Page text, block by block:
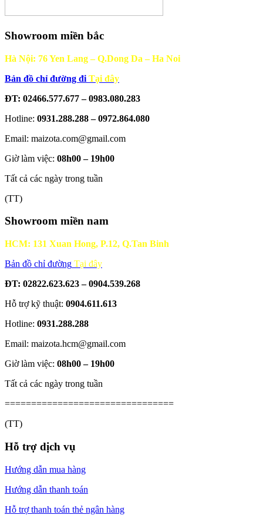
Showroom miền bắc
Hà Nội: 76 Yen Lang – Q.Dong Da – Ha Noi
Bản đồ chỉ đường đi Tại đây
ĐT: 02466.577.677 – 0983.080.283
Hotline: 0931.288.288 – 0972.864.080
Email: maizota.com@gmail.com
Giờ làm việc: 08h00 – 19h00
Tất cả các ngày trong tuần
(TT)
Showroom miền nam
HCM: 131 Xuan Hong, P.12, Q.Tan Binh
Bản đồ chỉ đường Tại đây
ĐT: 02822.623.623 – 0904.539.268
Hỗ trợ kỹ thuật: 0904.611.613
Hotline: 0931.288.288
Email: maizota.hcm@gmail.com
Giờ làm việc: 08h00 – 19h00
Tất cả các ngày trong tuần
================================
(TT)
Hỗ trợ dịch vụ
Hướng dẫn mua hàng
Hướng dẫn thanh toán
Hỗ trợ thanh toán thẻ ngân hàng